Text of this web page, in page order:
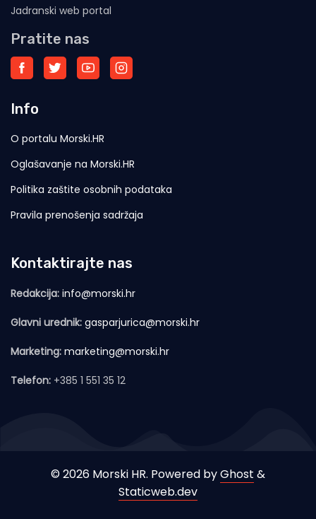
Jadranski web portal
Pratite nas
Info
O portalu Morski.HR
Oglašavanje na Morski.HR
Politika zaštite osobnih podataka
Pravila prenošenja sadržaja
Kontaktirajte nas
Redakcija: info@morski.hr
Glavni urednik: gasparjurica@morski.hr
Marketing: marketing@morski.hr
Telefon: +385 1 551 35 12
© 2026 Morski HR. Powered byGhost &
Staticweb.dev